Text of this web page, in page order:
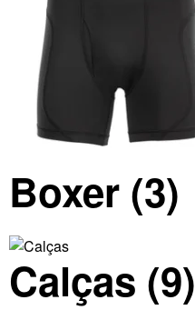
Boxer (3)
Calças (9)